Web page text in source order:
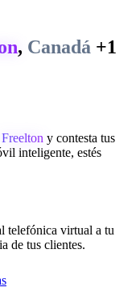
, Canadá +1
Freelton y contesta tus
inteligente, estés
telefónica virtual a tu
de tus clientes.